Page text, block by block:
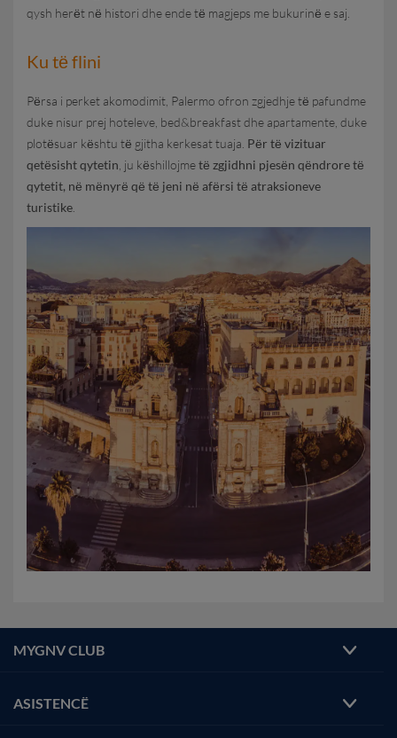
qysh herёt nё histori dhe ende tё magjeps me bukurinё e saj.
Ku tё flini
Pёrsa i perket akomodimit, Palermo ofron zgjedhje tё pafundme
duke nisur prej hoteleve, bed&breakfast dhe apartamente, duke
plotёsuar kёshtu tё gjitha kerkesat tuaja. Pёr tё vizituar
qetёsisht qytetin , ju kёshillojmetё zgjidhni pjesёn qёndrore tё
qytetit, nё mёnyrё qё tё jeni nё afёrsi tё atraksioneve
turistike
MYGNV CLUB
ASISTENCË